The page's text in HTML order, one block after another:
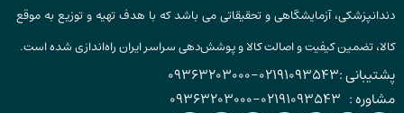
دندانپزشکی، آزمایشگاهی و تحقیقاتی می باشد که با هدف تهیه و توزیع به موقع
کالا، تضمین کیفیت و اصالت کالا و پوشش‌دهی سراسر ایران راه‌اندازی شده است.
پشتیبانی :02191093543
-
09363203000
مشاوره : 02191093543
-
09363203000